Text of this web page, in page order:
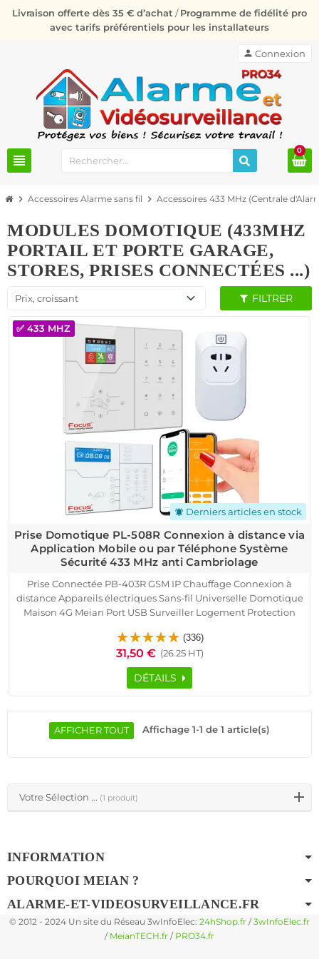
Livraison offerte dès 35 € d’achat /Programme de fidélité pro
avec tarifs préférentiels pour les installateurs
view_headline
person Connexion
0
chevron_right Accessoires Alarme sans fil chevron_right Accessoires 433 MHz (Centrale
Votre Sélection ... (1 produit)
MODULES DOMOTIQUE (433MHZ
PORTAIL ET PORTE GARAGE,
STORES, PRISES CONNECTÉES ...)
Prix, croissant FILTRER
notifications_active Derniers articles en stock
✅ 433 MHZ
Prise Domotique PL-508R Connexion à distance via
Application Mobile ou par Téléphone Système
Sécurité 433 MHz anti Cambriolage
Prise Connectée PB-403R GSM IP Chauffage Connexion à
distance Appareils électriques Sans-fil Universelle Domotique
Maison 4G Meian Port USB Surveiller Logement Protection
Système Sécurité Téléphone
(336)
31,50 € (26.25 HT)
DÉTAILS
AFFICHER TOUT Affichage 1-1 de 1 article(s)
INFORMATION
POURQUOI MEIAN ?
ALARME-ET-VIDEOSURVEILLANCE.FR
© 2012 - 2024 Un site du Réseau 3wInfoElec: 24hShop.fr /3wInfoElec.fr
/ MeianTECH.fr / PRO34.fr